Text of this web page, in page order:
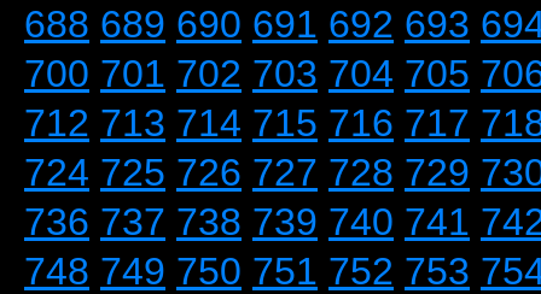
688 689 690 691 692 693
700 701 702 703 704 705
712 713 714 715 716 717
724 725 726 727 728 729
736 737 738 739 740 741
748 749 750 751 752 753